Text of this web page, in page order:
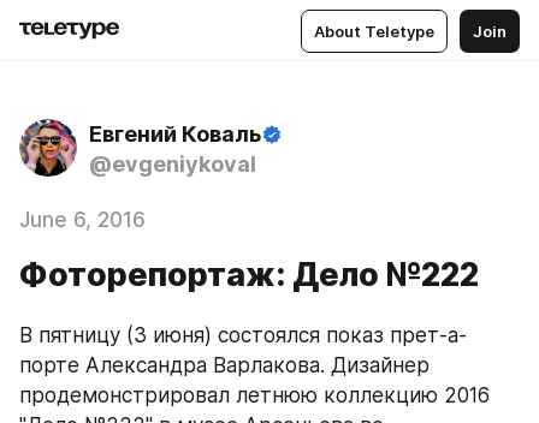
About Teletype Join
Евгений Коваль
@evgeniykoval
June 6, 2016
Фоторепортаж: Дело №222
В пятницу (3 июня) состоялся показ прет-а-
порте Александра Варлакова. Дизайнер
продемонстрировал летнюю коллекцию 2016